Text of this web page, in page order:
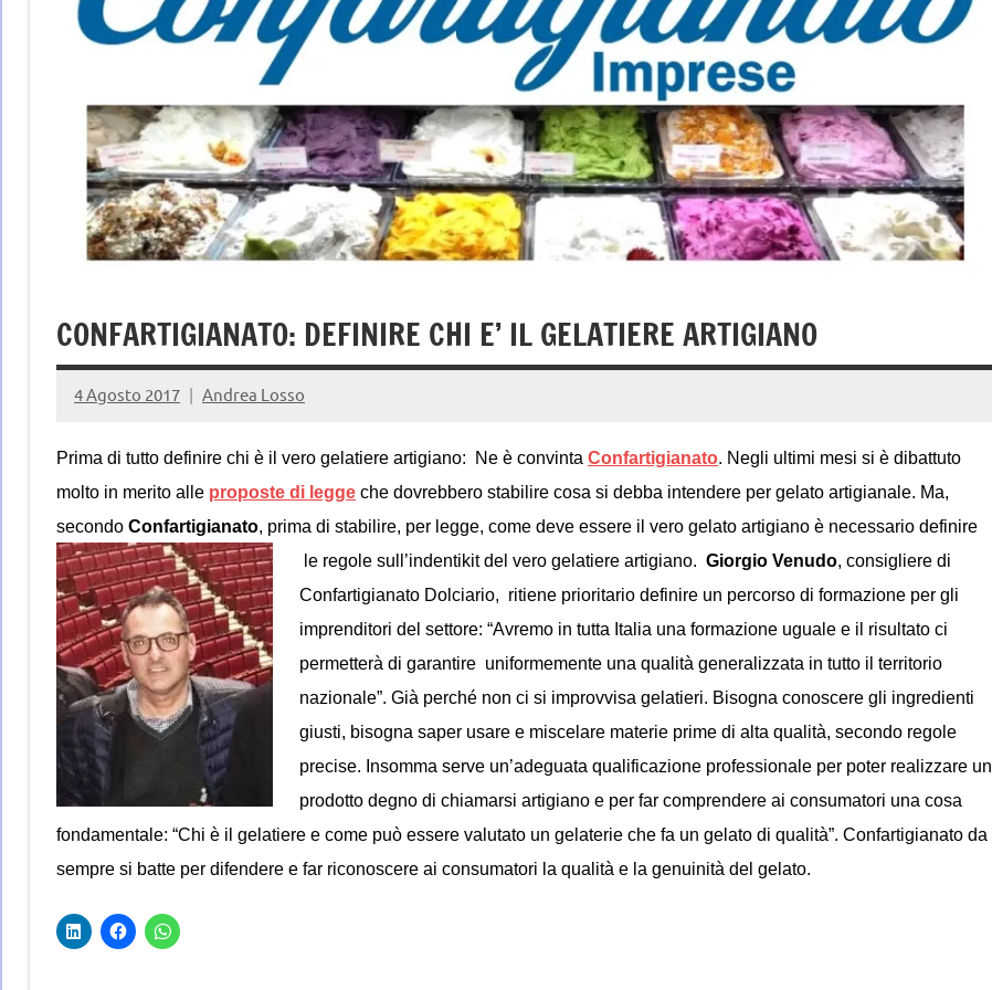
CONFARTIGIANATO: DEFINIRE CHI E’ IL GELATIERE ARTIGIANO
4 Agosto 2017 Andrea Losso
Prima di tutto definire chi è il vero gelatiere artigiano: Ne è convinta Confartigianato. Negli ultimi mesi si è dibattuto
molto in merito alle proposte di legge che dovrebbero stabilire cosa si debba intendere per gelato artigianale. Ma,
secondo Confartigianato, prima di stabilire, per legge, come deve essere il vero gelato artigiano è necessario definire
le regole sull’indentikit del vero gelatiere artigiano. Giorgio Venudo, consigliere di
Confartigianato Dolciario, ritiene prioritario definire un percorso di formazione per gli
imprenditori del settore: “Avremo in tutta Italia una formazione uguale e il risultato ci
permetterà di garantire uniformemente una qualità generalizzata in tutto il territorio
nazionale”. Già perché non ci si improvvisa gelatieri. Bisogna conoscere gli ingredienti
giusti, bisogna saper usare e miscelare materie prime di alta qualità, secondo regole
precise. Insomma serve un’adeguata qualificazione professionale per poter realizzare un
prodotto degno di chiamarsi artigiano e per far comprendere ai consumatori una cosa
fondamentale: “Chi è il gelatiere e come può essere valutato un gelaterie che fa un gelato di qualità”. Confartigianato da
sempre si batte per difendere e far riconoscere ai consumatori la qualità e la genuinità del gelato.